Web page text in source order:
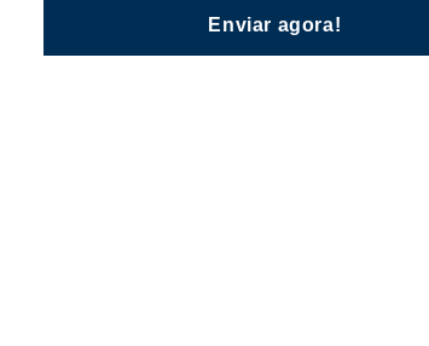
Enviar agora!